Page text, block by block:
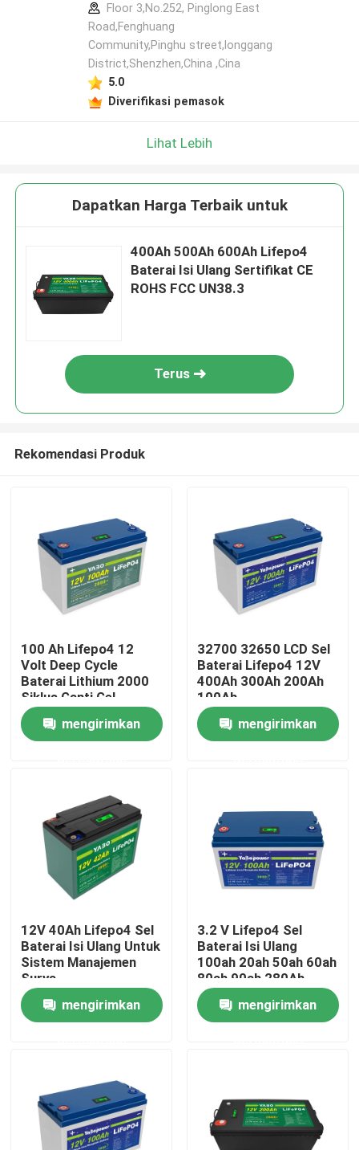
Rumah
Produk
Tentang kami
Tur Pabrik
Kontrol kualitas
Hubungi Kami
Permintaan Penawaran
Baterai Rumah Lifepo4
Floor 3,No.252, Pinglong East
Road,Fenghuang
Community,Pinghu street,longgang
District,Shenzhen,China ,Cina
5.0
Diverifikasi pemasok
Lihat Lebih
Dapatkan Harga Terbaik untuk
400Ah 500Ah 600Ah Lifepo4
Baterai Isi Ulang Sertifikat CE
ROHS FCC UN38.3
Terus
Rekomendasi Produk
100 Ah Lifepo4 12
Volt Deep Cycle
Baterai Lithium 2000
Siklus Ganti Gel
mengirimkan
32700 32650 LCD Sel
Baterai Lifepo4 12V
400Ah 300Ah 200Ah
100Ah
mengirimkan
12V 40Ah Lifepo4 Sel
Baterai Isi Ulang Untuk
Sistem Manajemen
Surya
mengirimkan
3.2 V Lifepo4 Sel
Baterai Isi Ulang
100ah 20ah 50ah 60ah
80ah 90ah 280Ah
Caravan
mengirimkan